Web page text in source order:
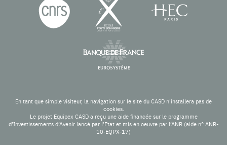
En tant que simple visiteur, la navigation sur le site du CASD n'installera pas de
cookies.
Le projet Equipex CASD a reçu une aide financée sur le programme
d’Investissements d’Avenir lancé par l’Etat et mis en oeuvre par l’ANR (aide n° ANR-
10-EQPX-17)